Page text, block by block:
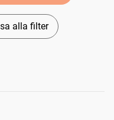
alla filter